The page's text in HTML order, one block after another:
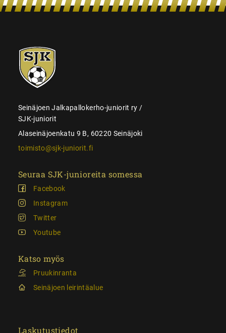
SJK-
juniorit
Seinäjoen Jalkapallokerho-juniorit ry /
SJK-juniorit
Alaseinäjoenkatu 9 B, 60220 Seinäjoki
toimisto@sjk-juniorit.fi
Seuraa SJK-junioreita somessa
Facebook
Instagram
Twitter
Youtube
Katso myös
Pruukinranta
Seinäjoen leirintäalue
Laskutustiedot